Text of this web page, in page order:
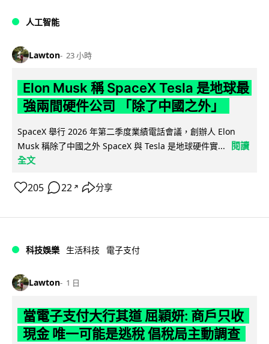
人工智能
Lawton 23 小時
Elon Musk 稱 SpaceX Tesla 是地球最
強兩間硬件公司 「除了中國之外」
SpaceX 舉行 2026 年第二季度業績電話會議，創辦人 Elon
Musk 稱除了中國之外 SpaceX 與 Tesla 是地球硬件實...
閱讀
全文
205 22 ↗ 分享
科技娛樂 生活科技 電子支付
Lawton 1 日
當電子支付大行其道 屈穎妍: 商戶只收
現金 唯一可能是逃稅 倡稅局主動調查